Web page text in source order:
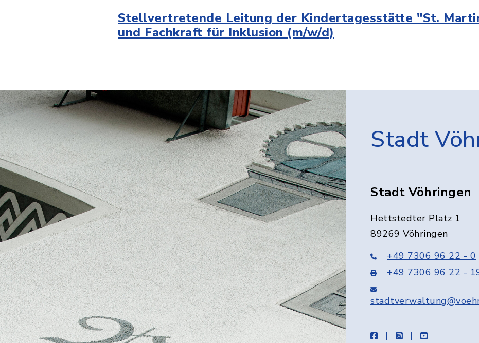
Stellvertretende Leitung der Kindertagesstätte "St.
und Fachkraft für Inklusion (m/w/d)
Stadt
Stadt Vöhringen
Hettstedter Platz 1
89269 Vöhringen
+49 7306 96 22 - 0
+49 7306 96 22 -
facebookinstagramyoutube